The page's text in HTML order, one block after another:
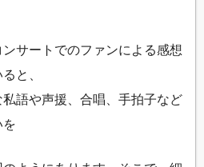
サートでのファンによる感想
と、
語や声援、合唱、手拍子など
を